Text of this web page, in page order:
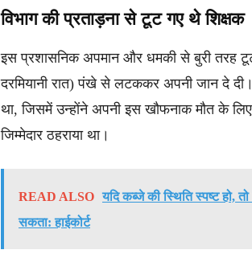
विभाग की प्रताड़ना से टूट गए थे शिक्षक
इस प्रशासनिक अपमान और धमकी से बुरी तरह
दरमियानी रात) पंखे से लटककर अपनी जान दे
था, जिसमें उन्होंने अपनी इस खौफनाक मौत के लिए
जिम्मेदार ठहराया था।
READ ALSO यदि कब्जे की स्थिति स्पष्ट हो,
सकता: हाईकोर्ट